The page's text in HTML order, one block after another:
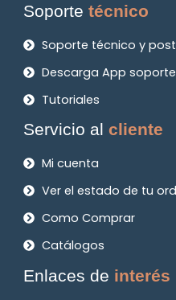
Soportetécnico
Soporte técnico y
Descarga App
Tutoriales
Servicio alcliente
Mi cuenta
Ver el estado de tu
Como Comprar
Catálogos
Enlaces de interés